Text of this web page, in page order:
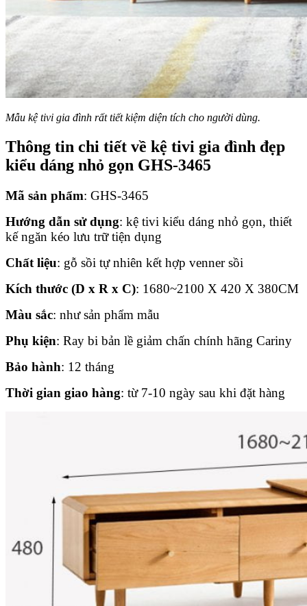
Mẫu kệ tivi gia đình rất tiết kiệm diện tích cho người dùng.
Thông tin chi tiết về kệ tivi gia đình đẹp
kiểu dáng nhỏ gọn GHS-3465
Mã sản phẩm: GHS-3465
Hướng dẫn sử dụng: kệ tivi kiểu dáng nhỏ gọn, thiết
kế ngăn kéo lưu trữ tiện dụng
Chất liệu: gỗ sồi tự nhiên kết hợp venner sồi
Kích thước (D x R x C): 1680~2100 X 420 X 380CM
Màu sắc: như sản phẩm mẫu
Phụ kiện: Ray bi bản lề giảm chấn chính hãng Cariny
Bảo hành: 12 tháng
Thời gian giao hàng: từ 7-10 ngày sau khi đặt hàng